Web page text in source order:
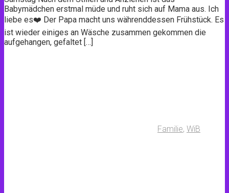
Babymädchen erstmal müde und ruht sich auf Mama aus. Ich
liebe es❤️ Der Papa macht uns währenddessen Frühstück. Es
ist wieder einiges an Wäsche zusammen gekommen die
aufgehangen, gefaltet […]
Familie, WiB